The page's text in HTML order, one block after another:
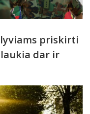
priskirti
dar ir